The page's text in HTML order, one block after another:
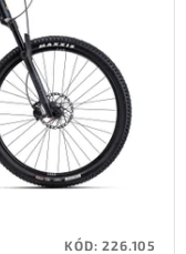
KÓD:226.105